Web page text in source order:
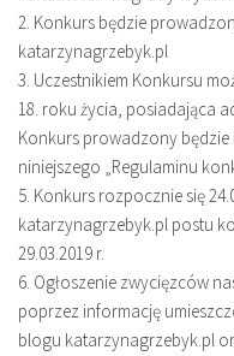
2. Konkurs będzie
katarzynagrzebyk.pl
3. Uczestnikiem Konkursu
18. roku życia, posiadająca
Konkurs prowadzony będzie
niniejszego „Regulaminu
5. Konkurs rozpocznie się
katarzynagrzebyk.pl postu
29.03.2019 r.
6. Ogłoszenie zwycięzców
poprzez informację
blogu katarzynagrzebyk.pl